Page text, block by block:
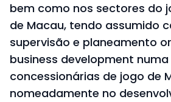
bem como nos sectores do
de Macau, tendo assumido
supervisão e planeamento
business development
concessionárias de jogo de
nomeadamente no